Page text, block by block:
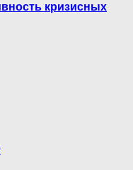
кризисных